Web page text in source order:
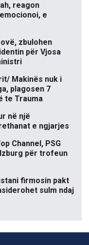
reagon
e
zbulohen
për Vjosa
Makinës nuk i
plagosen 7
te Trauma
në një
e ngjarjes
Channel, PSG
për trofeun
firmosin pakt
sulm ndaj